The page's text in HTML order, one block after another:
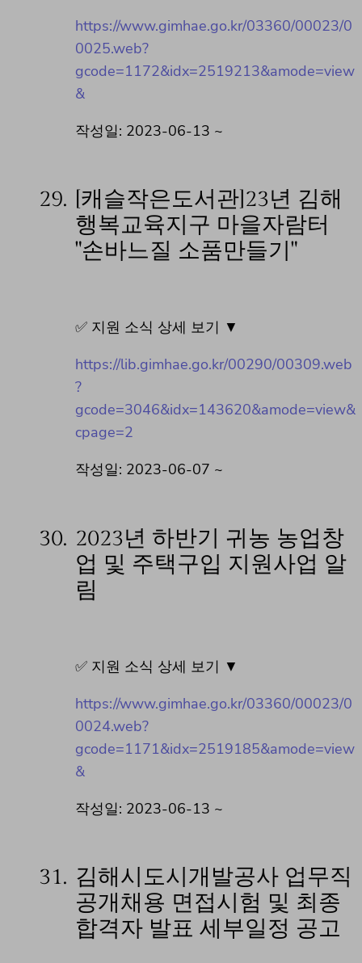
https://www.gimhae.go.kr/03360/00023/0
0025.web?
gcode=1172&idx=2519213&amode=view
&
작성일: 2023-06-13 ~
29. [캐슬작은도서관]23년 김해
행복교육지구 마을자람터
"손바느질 소품만들기"
✅ 지원 소식 상세 보기 ▼
https://lib.gimhae.go.kr/00290/00309.web
?
gcode=3046&idx=143620&amode=view&
cpage=2
작성일: 2023-06-07 ~
30. 2023년 하반기 귀농 농업창
업 및 주택구입 지원사업 알
림
✅ 지원 소식 상세 보기 ▼
https://www.gimhae.go.kr/03360/00023/0
0024.web?
gcode=1171&idx=2519185&amode=view
&
작성일: 2023-06-13 ~
31. 김해시도시개발공사 업무직
공개채용 면접시험 및 최종
합격자 발표 세부일정 공고